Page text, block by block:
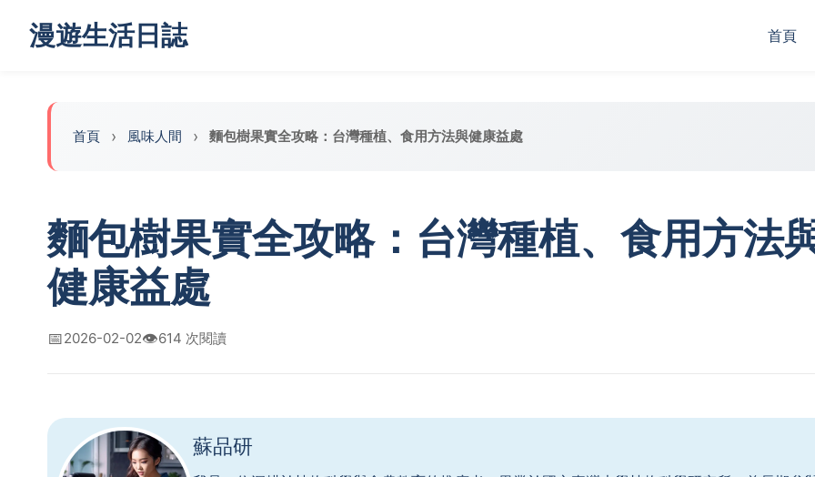
漫遊生活日誌 首頁
首頁 風味人間 麵包樹果實全攻略：台灣種植、食用方法與健康益處
麵包樹果實全攻略：台灣種植、食用方法
健康益處
📅2026-02-02👁️614 次閱讀
蘇品研